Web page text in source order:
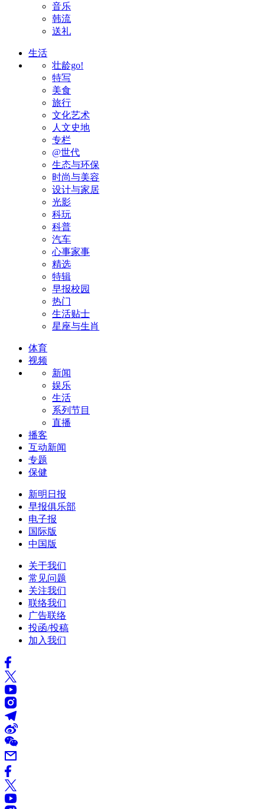
音乐
韩流
送礼
生活
壮龄go!
特写
美食
旅行
文化艺术
人文史地
专栏
@世代
生态与环保
时尚与美容
设计与家居
光影
科玩
科普
汽车
心事家事
精选
特辑
早报校园
热门
生活贴士
星座与生肖
体育
视频
新闻
娱乐
生活
系列节目
直播
播客
互动新闻
专题
保健
新明日报
早报俱乐部
电子报
国际版
中国版
关于我们
常见问题
关注我们
联络我们
广告联络
投函/投稿
加入我们